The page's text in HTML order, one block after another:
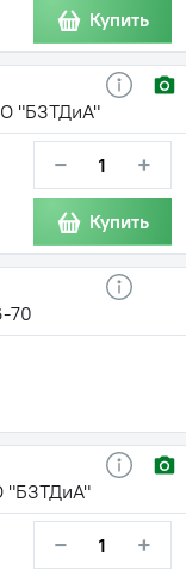
Купить
"БЗТДиА"
− +
Купить
70
"БЗТДиА"
− +